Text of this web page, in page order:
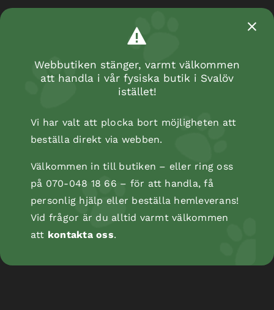
Webbutiken stänger, varmt välkommen
att handla i vår fysiska butik i Svalöv
istället!
Vi har valt att plocka bort möjligheten att
beställa direkt via webben.
Välkommen in till butiken – eller ring oss
på 070-048 18 66 – för att handla, få
personlig hjälp eller beställa hemleverans!
Vid frågor är du alltid varmt välkommen
att kontakta oss.